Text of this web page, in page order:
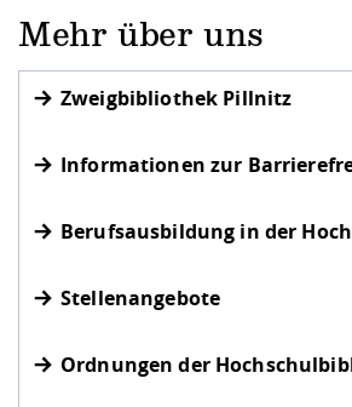
Mehr über uns
Zweigbibliothek Pillnitz
Informationen zur
Berufsausbildung in der
Stellenangebote
Ordnungen der